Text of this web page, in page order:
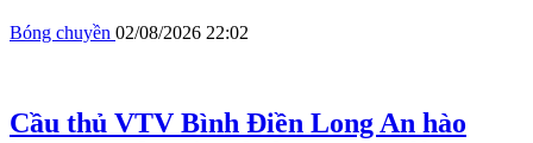
Bóng chuyền 02/08/2026 22:02
Cầu thủ VTV Bình Điền Long An hào